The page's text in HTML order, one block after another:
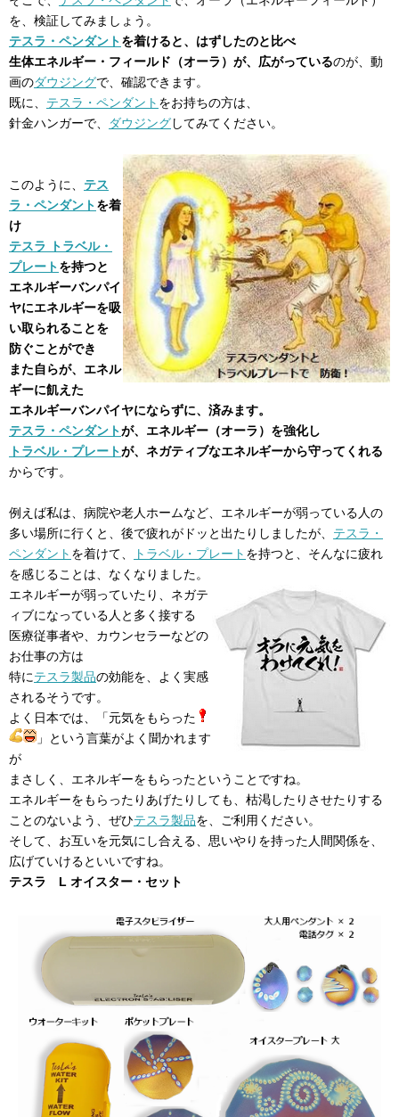
を、検証してみましょう。
テスラ・ペンダントを着けると、はずしたのと比べ
生体エネルギー・フィールド（オーラ）が、広がっているのが、動
画のダウジングで、確認できます。
既に、 テスラ・ペンダント をお持ちの方は、
針金ハンガーで、
ダウジングしてみてください。
このように、 テス
ラ・ペンダントを着
け
テスラ トラベル・
プレートを持つと
エネルギーバンパイ
ヤにエネルギーを吸
い取られることを
防ぐことができ
また自らが、エネル
ギーに飢えた
エネルギーバンパイヤにならずに、済みます。
テスラ・ペンダントが、エネルギー（オーラ）を強化し
トラベル・プレートが、ネガティブなエネルギーから守ってくれる
からです。
例えば私は、病院や老人ホームなど、エネルギーが弱っている人の
多い場所に行くと、後で疲れがドッと出たりしましたが、 テスラ・
ペンダント を着けて、 トラベル・プレート を持つと、そんなに疲れ
を感じることは、なくなりました。
エネルギーが弱っていたり、ネガテ
ィブになっている人と多く接する
医療従事者や、カウンセラーなどの
お仕事の方は
特にテスラ製品の効能を、よく実感
されるそうです。
よく日本では、「元気をもらった
」という言葉がよく聞かれます
が
まさしく、エネルギーをもらったということですね。
エネルギーをもらったりあげたりしても、枯渇したりさせたりする
ことのないよう、ぜひテスラ製品を、ご利用ください。
そして、お互いを元気にし合える、思いやりを持った人間関係を、
広げていけるといいですね。
テスラ L オイスター・セット